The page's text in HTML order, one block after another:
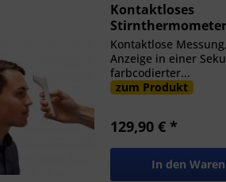
Kontaktloses
FocusTemp (IR42)
Kontaktlose
Anzeige in einer
farbcodierter...
zum Produkt
129,90 € *
In den